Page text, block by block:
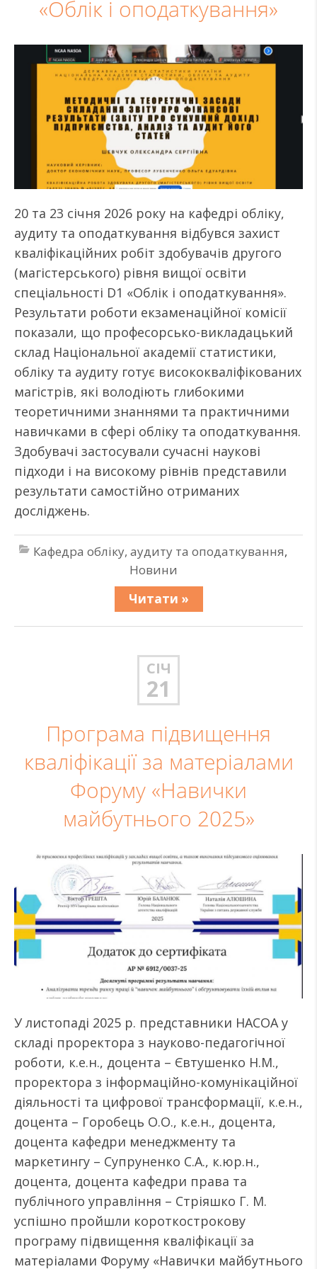
«Облік і оподаткування»
20 та 23 січня 2026 року на кафедрі обліку,
аудиту та оподаткування відбувся захист
кваліфікаційних робіт здобувачів другого
(магістерського) рівня вищої освіти
спеціальності D1 «Облік і оподаткування».
Результати роботи екзаменаційної комісії
показали, що професорсько-викладацький
склад Національної академії статистики,
обліку та аудиту готує висококваліфікованих
магістрів, які володіють глибокими
теоретичними знаннями та практичними
навичками в сфері обліку та оподаткування.
Здобувачі застосували сучасні наукові
підходи і на високому рівнів представили
результати самостійно отриманих
досліджень.
Кафедра обліку, аудиту та оподаткування,
Новини
Читати »
СІЧ
21
Програма підвищення
кваліфікації за матеріалами
Форуму «Навички
майбутнього 2025»
У листопаді 2025 р. представники НАСОА у
складі проректора з науково-педагогічної
роботи, к.е.н., доцента – Євтушенко Н.М.,
проректора з інформаційно-комунікаційної
діяльності та цифрової трансформації, к.е.н.,
доцента – Горобець О.О., к.е.н., доцента,
доцента кафедри менеджменту та
маркетингу – Супруненко С.А., к.юр.н.,
доцента, доцента кафедри права та
публічного управління – Стріяшко Г. М.
успішно пройшли короткострокову
програму підвищення кваліфікації за
матеріалами Форуму «Навички майбутнього